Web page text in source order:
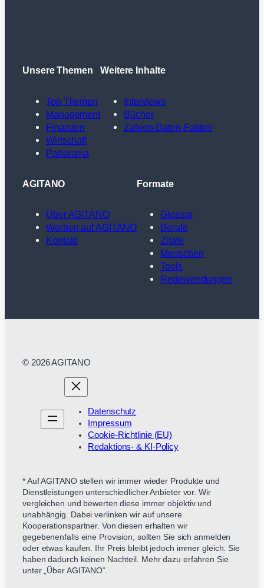
Unsere Themen
Top Themen
Management
Finanzen
Wirtschaft
Panorama
Weitere Inhalte
Interviews
Bücher
Zahlen-Daten-Fakten
AGITANO
Über AGITANO
Werben auf AGITANO
Kontakt
Formate
Glossar
Berufe
Zitate
Menschen
Tools
Redewendungen
© 2026 AGITANO
Datenschutz
Impressum
Cookie-Richtlinie (EU)
Redaktions- & KI-Policy
* Auf AGITANO stellen wir immer wieder Produkte und
Dienstleistungen unterschiedlicher Anbieter vor. Wir
vergleichen und bewerten diese immer objektiv und
unabhängig. Dabei verlinken wir auf unsere
Kooperationspartner. Von diesen erhalten wir
gegebenenfalls eine Provision, sollten Sie sich anmelden
oder etwas kaufen. Ihr Preis bleibt jedoch immer gleich. Sie
haben dadurch keinen Nachteil. Mehr dazu erfahren Sie
unter „Über AGITANO“.